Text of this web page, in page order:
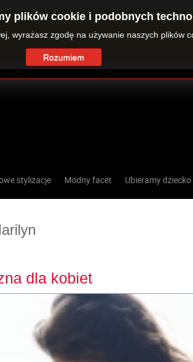
stylizacje Modny facet Ubieramy dziecko
dla kobiet
plików cookie i podobnych
wyrażasz zgodę na używanie naszych plików
Rozumiem